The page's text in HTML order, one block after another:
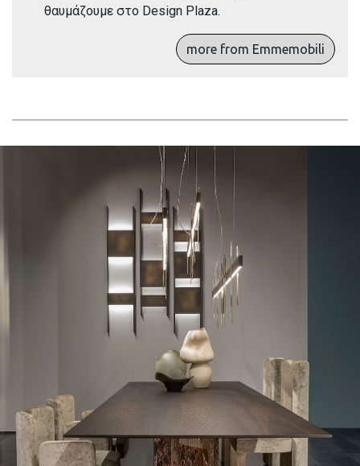
θαυμάζουμε στο Design Plaza.
more from Emmemobili